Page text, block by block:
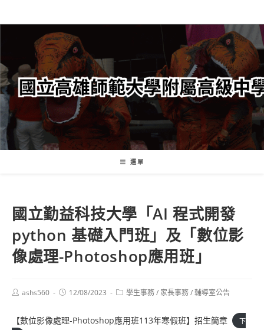
轉
要
內
容
選單
國立勤益科技大學「AI 程式開發
python 基礎入門班」及「數位影
像處理-Photoshop應用班」
Postashs560
Post12/08/2023
Post學生事務/ 家長事務/輔導室公告
【數位影像處理-Photoshop應用班113年寒假班】招生簡章
下